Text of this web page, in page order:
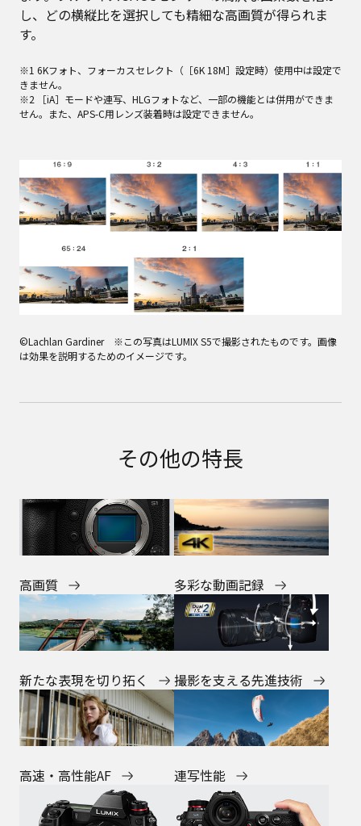
し、どの横縦比を選択しても精細な高画質が得られま
す。
※1 6Kフォト、フォーカスセレクト（［6K 18M］設定時）使用中は設定で
きません。
※2 ［iA］モードや連写、HLGフォトなど、一部の機能とは併用ができま
せん。また、APS-C用レンズ装着時は設定できません。
©Lachlan Gardiner ※この写真はLUMIX S5で撮影されたものです。画像
は効果を説明するためのイメージです。
その他の特長
高画質 多彩な動画記録
新たな表現を切り拓く 撮影を支える先進技術
高速・高性能AF 連写性能